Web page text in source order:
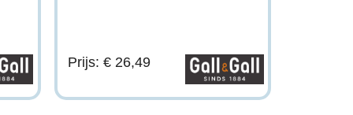
Prijs: € 26,49